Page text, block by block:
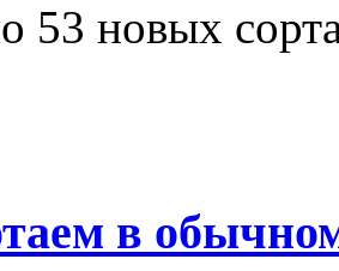
53 новых
в